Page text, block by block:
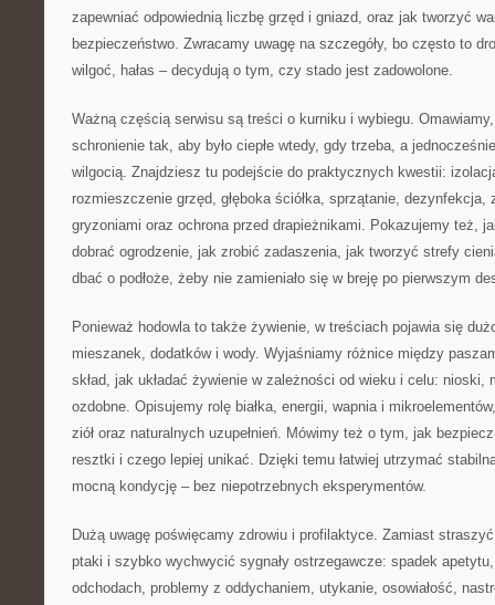
zapewniać odpowiednią liczbę grzęd i gniazd, oraz jak tworzyć
bezpieczeństwo. Zwracamy uwagę na szczegóły, bo często to
wilgoć, hałas – decydują o tym, czy stado jest zadowolone.
Ważną częścią serwisu są treści o kurniku i wybiegu.
schronienie tak, aby było ciepłe wtedy, gdy trzeba, a
wilgocią. Znajdziesz tu podejście do praktycznych kwestii:
rozmieszczenie grzęd, głęboka ściółka, sprzątanie, dezynfekcja,
gryzoniami oraz ochrona przed drapieżnikami. Pokazujemy też,
dobrać ogrodzenie, jak zrobić zadaszenia, jak tworzyć strefy
dbać o podłoże, żeby nie zamieniało się w breję po pierwszym
Ponieważ hodowla to także żywienie, w treściach pojawia się
mieszanek, dodatków i wody. Wyjaśniamy różnice między
skład, jak układać żywienie w zależności od wieku i celu: nioski,
ozdobne. Opisujemy rolę białka, energii, wapnia i
ziół oraz naturalnych uzupełnień. Mówimy też o tym, jak
resztki i czego lepiej unikać. Dzięki temu łatwiej utrzymać
mocną kondycję – bez niepotrzebnych eksperymentów.
Dużą uwagę poświęcamy zdrowiu i profilaktyce. Zamiast
ptaki i szybko wychwycić sygnały ostrzegawcze: spadek
odchodach, problemy z oddychaniem, utykanie, osowiałość,